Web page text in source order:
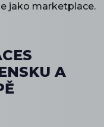
jako marketplace.
A